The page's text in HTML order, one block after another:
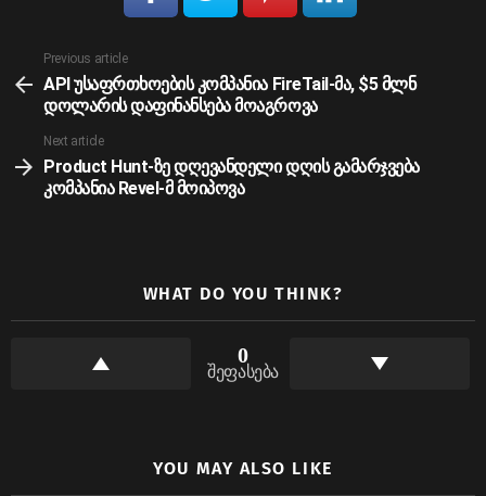
more
Previous article
API უსაფრთხოების კომპანია FireTail-მა, $5 მლნ
დოლარის დაფინანსება მოაგროვა
Next article
Product Hunt-ზე დღევანდელი დღის გამარჯვება
კომპანია Revel-მ მოიპოვა
WHAT DO YOU THINK?
0
შეფასება
YOU MAY ALSO LIKE